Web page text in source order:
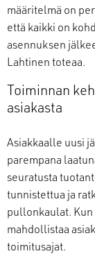
määritelmä on
että kaikki on
asennuksen
Lahtinen toteaa.
Toiminnan
asiakasta
Asiakkaalle uusi
parempana
seuratusta
tunnistettua ja
pullonkaulat.
mahdollistaa
toimitusajat.